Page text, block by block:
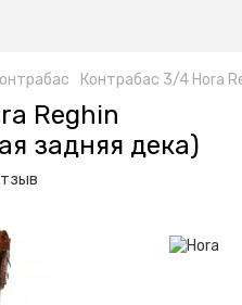
Контрабас 3/4 Hora
Reghin
задняя дека)